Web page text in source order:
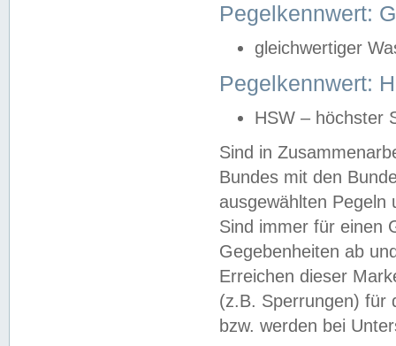
Pegelkennwert:
gleichwertiger
Pegelkennwert:
HSW – höchster
Sind in
Bundes mit den
ausgewählten
Sind immer für einen
Gegebenheiten ab
Erreichen dieser
(z.B. Sperrungen) für
bzw. werden bei